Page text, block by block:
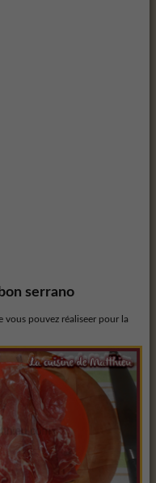
serrano
pouvez réaliseer pour la